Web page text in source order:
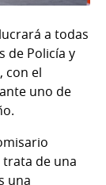
a todas
de Policía y
con el
uno de
trata de una
una